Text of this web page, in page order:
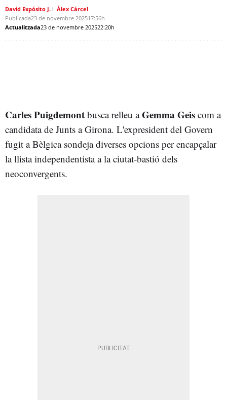
David Expósito J.
Àlex Cárcel
Publicada23 de novembre 202517:56h
Actualitzada23 de novembre 202522:20h
Carles Puigdemont busca relleu aGemma Geis com a
candidata de Junts a Girona. L'expresident del Govern
fugit a Bèlgica sondeja diverses opcions per encapçalar
la llista independentista a la ciutat-bastió dels
neoconvergents.